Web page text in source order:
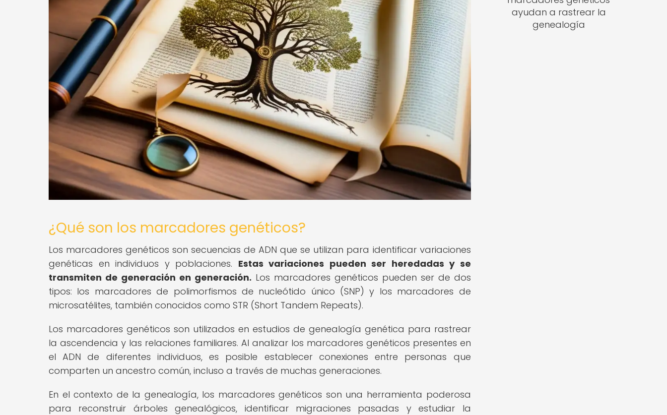
¿Qué son los marcadores genéticos?
Los marcadores genéticos son secuencias de ADN que se utilizan para identificar variaciones
genéticas en individuos y poblaciones. Estas variaciones pueden ser heredadas y se
transmiten de generación en generación. Los marcadores genéticos pueden ser de dos
tipos: los marcadores de polimorfismos de nucleótido único (SNP) y los marcadores de
microsatélites, también conocidos como STR (Short Tandem Repeats).
Los marcadores genéticos son utilizados en estudios de genealogía genética para rastrear
la ascendencia y las relaciones familiares. Al analizar los marcadores genéticos presentes en
el ADN de diferentes individuos, es posible establecer conexiones entre personas que
comparten un ancestro común, incluso a través de muchas generaciones.
En el contexto de la genealogía, los marcadores genéticos son una herramienta poderosa
para reconstruir árboles genealógicos, identificar migraciones pasadas y estudiar la
ayudan a rastrear la
genealogía